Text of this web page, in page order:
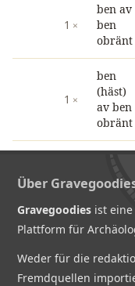
1
ben av
ben
obränt
1
ben
(häst)
av ben
obränt
Über
Gravegoodies ist
Plattform für
Weder für die
Fremdquellen